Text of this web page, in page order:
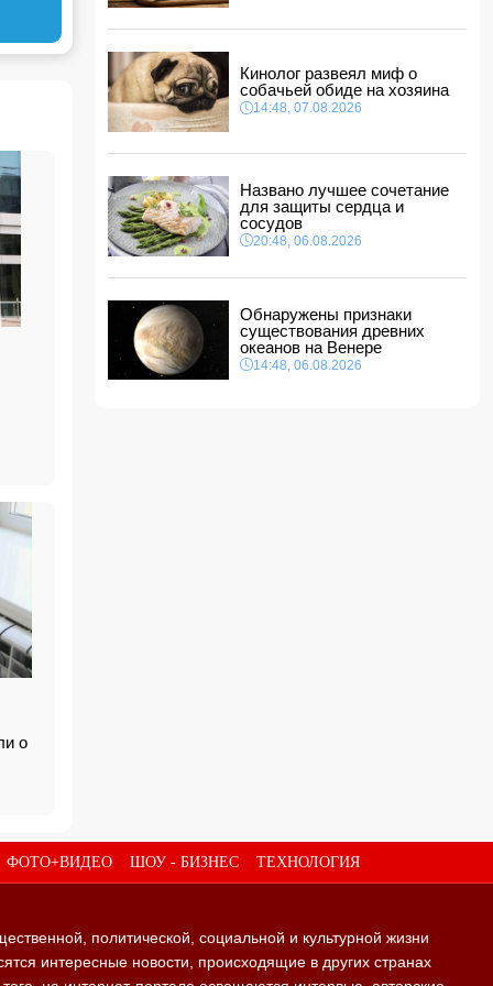
о
14:14, 07.08.2026
должности посла
14:10, 07.08.2026
Моуринью в шоке после отказа Родри от
перехода в "Реал"
Ильхам Алиев подписал распоряжения в
связи с двумя дипломатами
14:00, 07.08.2026
Прогноз погоды в Азербайджане на 8 августа
12:48, 07.08.2026
В Азербайджане ищут сотрудников с
зарплатой до 10 000 манатов
12:40, 07.08.2026
Кинолог развеял миф о
собачьей обиде на хозяина
14:48, 07.08.2026
Названо лучшее сочетание
для защиты сердца и
сосудов
20:48, 06.08.2026
Обнаружены признаки
существования древних
океанов на Венере
14:48, 06.08.2026
ФОТО+ВИДЕО ШОУ - БИЗНЕС ТЕХНОЛОГИЯ
политической, социальной и культурной жизни
интересные новости, происходящие в других странах